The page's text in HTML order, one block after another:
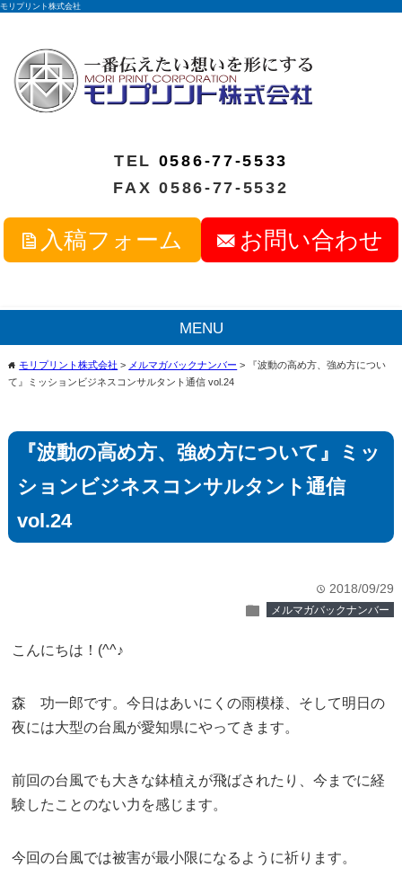
モリプリント株式会社
TEL 0586-77-5533
FAX 0586-77-5532
入稿フォーム お問い合わせ
MENU
homeモリプリント株式会社 > メルマガバックナンバー >
『波動の高め方、強め方につい
て』ミッションビジネスコンサルタント通信 vol.24
『波動の高め方、強め方について』ミッ
ションビジネスコンサルタント通信
vol.24
time 2018/09/29
folder メルマガバックナンバー
こんにちは！(^^♪
森 功一郎です。今日はあいにくの雨模様、そして明日の
夜には大型の台風が愛知県にやってきます。
前回の台風でも大きな鉢植えが飛ばされたり、今までに経
験したことのない力を感じます。
今回の台風では被害が最小限になるように祈ります。